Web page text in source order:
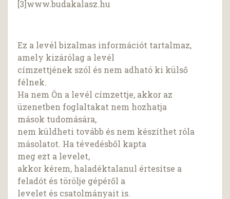
[3]www.budakalasz.hu
Ez a levél bizalmas információt tartalmaz,
amely kizárólag a levél
címzettjének szól és nem adható ki külső
félnek.
Ha nem Ön a levél címzettje, akkor az
üzenetben foglaltakat nem hozhatja
mások tudomására,
nem küldheti tovább és nem készíthet róla
másolatot. Ha tévedésből kapta
meg ezt a levelet,
akkor kérem, haladéktalanul értesítse a
feladót és törölje gépéről a
levelet és csatolmányait is.